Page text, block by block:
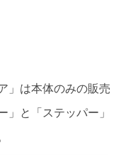
」は本体のみの販売
」と「ステッパー」